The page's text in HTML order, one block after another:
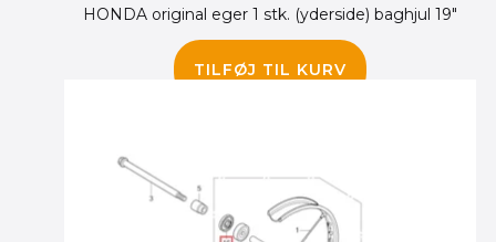
HONDA original eger 1 stk. (yderside) baghjul 19″
TILFØJ TIL KURV